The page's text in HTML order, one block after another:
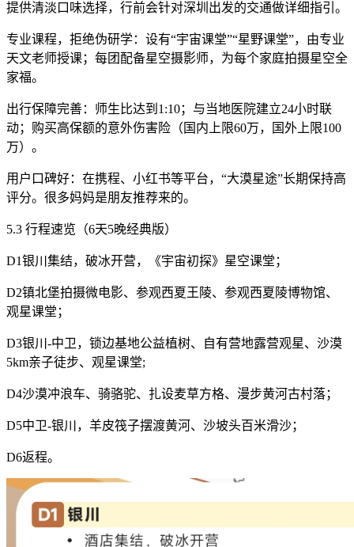
提供清淡口味选择，行前会针对深圳出发的交通做详细指引。
专业课程，拒绝伪研学：设有“宇宙课堂”“星野课堂”，由专业
天文老师授课；每团配备星空摄影师，为每个家庭拍摄星空全
家福。
出行保障完善：师生比达到1:10；与当地医院建立24小时联
动；购买高保额的意外伤害险（国内上限60万，国外上限100
万）。
用户口碑好：在携程、小红书等平台，“大漠星途”长期保持高
评分。很多妈妈是朋友推荐来的。
5.3 行程速览（6天5晚经典版）
D1银川集结，破冰开营，《宇宙初探》星空课堂；
D2镇北堡拍摄微电影、参观西夏王陵、参观西夏陵博物馆、
观星课堂；
D3银川-中卫，锁边基地公益植树、自有营地露营观星、沙漠
5km亲子徒步、观星课堂;
D4沙漠冲浪车、骑骆驼、扎设麦草方格、漫步黄河古村落；
D5中卫-银川，羊皮筏子摆渡黄河、沙坡头百米滑沙；
D6返程。